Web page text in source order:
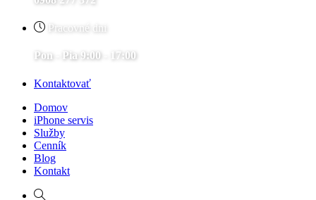
Pracovné dni
Pon - Pia 9:00 - 17:00
Kontaktovať
Domov
iPhone servis
Služby
Cenník
Blog
Kontakt